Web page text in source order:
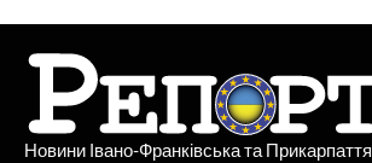
Новини Івано-Франківська та Прикарпаття